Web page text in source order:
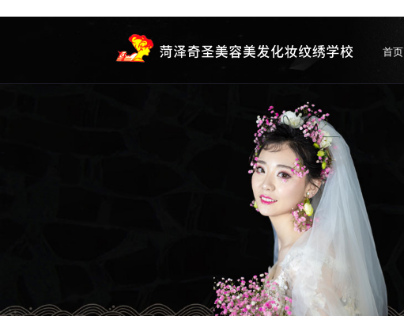
首页